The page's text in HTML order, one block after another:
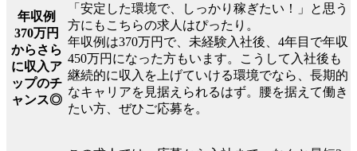
年収例
370万円
からさら
に収入ア
ップのチ
ャンス◎
「安定した環境で、しっかり稼ぎたい！」と思う
方にもこちらの求人はぴったり。
年収例は370万円で、未経験入社後、4年目で年収
450万円になった方もいます。こうして入社後も
継続的に収入を上げていける環境でなら、長期的
なキャリアを見据えられるはず。腰を据えて働き
たい方、ぜひご応募を。